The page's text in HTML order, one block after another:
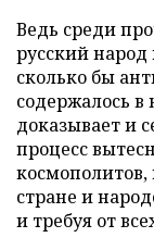
Ведь среди
русский
сколько бы
содержалось
доказывает и
процесс
стране и
и требуя от